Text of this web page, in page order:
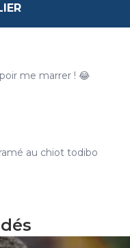
me marrer ! 😂
au chiot todibo